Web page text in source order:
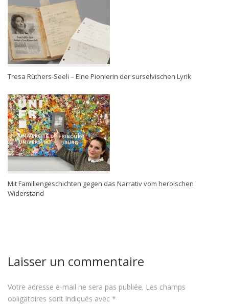
Tresa Rüthers-Seeli – Eine Pionierin der surselvischen Lyrik
Mit Familiengeschichten gegen das Narrativ vom heroischen
Widerstand
Laisser un commentaire
Votre adresse e-mail ne sera pas publiée. Les champs
obligatoires sont indiqués avec *